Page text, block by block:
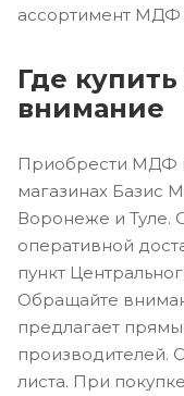
ассортимент МДФ
Где
внимание
Приобрести МДФ
магазинах Базис
Воронеже и Туле.
оперативной
пункт
Обращайте
предлагает
производителей.
листа. При